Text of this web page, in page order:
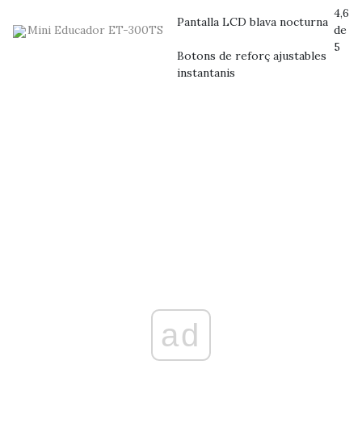
Mini Educador ET-300TS
Pantalla LCD blava nocturna
Botons de reforç ajustables
instantanis
4,6
de
5
ad